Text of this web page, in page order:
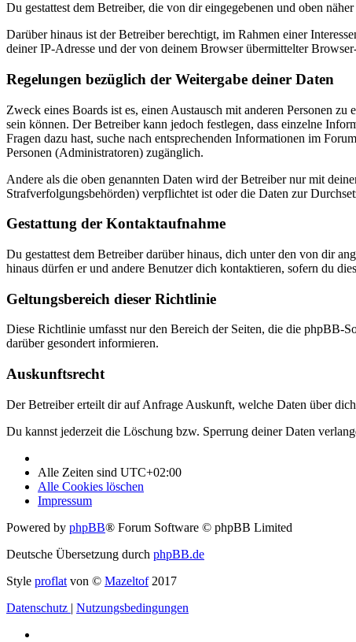
Du gestattest dem Betreiber, die von dir eingegebenen und oben
Darüber hinaus ist der Betreiber berechtigt, im Rahmen einer
deiner IP-Adresse und der von deinem Browser übermittelter
Regelungen bezüglich der Weitergabe deiner Daten
Zweck eines Boards ist es, einen Austausch mit anderen Personen
sein können. Der Betreiber kann jedoch festlegen, dass einzelne
Fragen dazu hast, suche nach entsprechenden Informationen im
Personen (Administratoren) zugänglich.
Andere als die oben genannten Daten wird der Betreiber nur mit
Strafverfolgungsbehörden) verpflichtet ist oder die Daten zur
Gestattung der Kontaktaufnahme
Du gestattest dem Betreiber darüber hinaus, dich unter den von dir
hinaus dürfen er und andere Benutzer dich kontaktieren, sofern du
Geltungsbereich dieser Richtlinie
Diese Richtlinie umfasst nur den Bereich der Seiten, die die phpBB-
darüber gesondert informieren.
Auskunftsrecht
Der Betreiber erteilt dir auf Anfrage Auskunft, welche Daten über
Du kannst jederzeit die Löschung bzw. Sperrung deiner Daten
Alle Zeiten sind UTC+02:00
Alle Cookies löschen
Impressum
Powered by phpBB® Forum Software © phpBB Limited
Deutsche Übersetzung durch phpBB.de
Style proflat von © Mazeltof2017
Datenschutz | Nutzungsbedingungen